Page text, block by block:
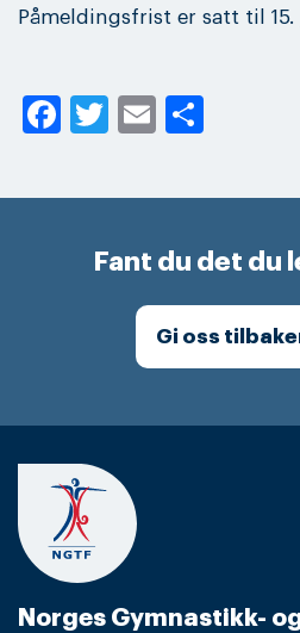
Påmeldingsfrist er satt til 15.
Facebook
Twitter
Email
Fant du det du
Gi oss
Norges Gymnastikk-